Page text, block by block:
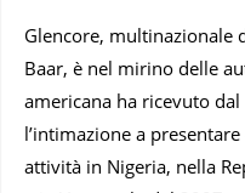
Glencore, multinazionale
Baar, è nel mirino delle
americana ha ricevuto
l’intimazione a
attività in Nigeria, nella